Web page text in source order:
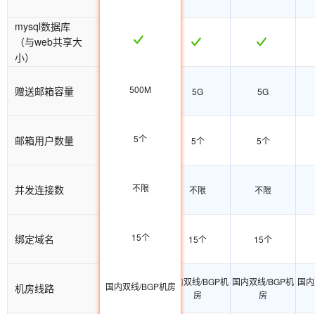
mysql数据库
（与web共享大
小）
赠送邮箱容量 5G 5G 5G
邮箱用户数量 5个 5个 5个
并发连接数 不限 不限 不限
绑定域名 15个 15个 15个
机房线路
国内双线/BGP机
房
国内双线/BGP机
房
国内双线/BGP机
房
国
500M
5个
不限
15个
国内双线/BGP机房